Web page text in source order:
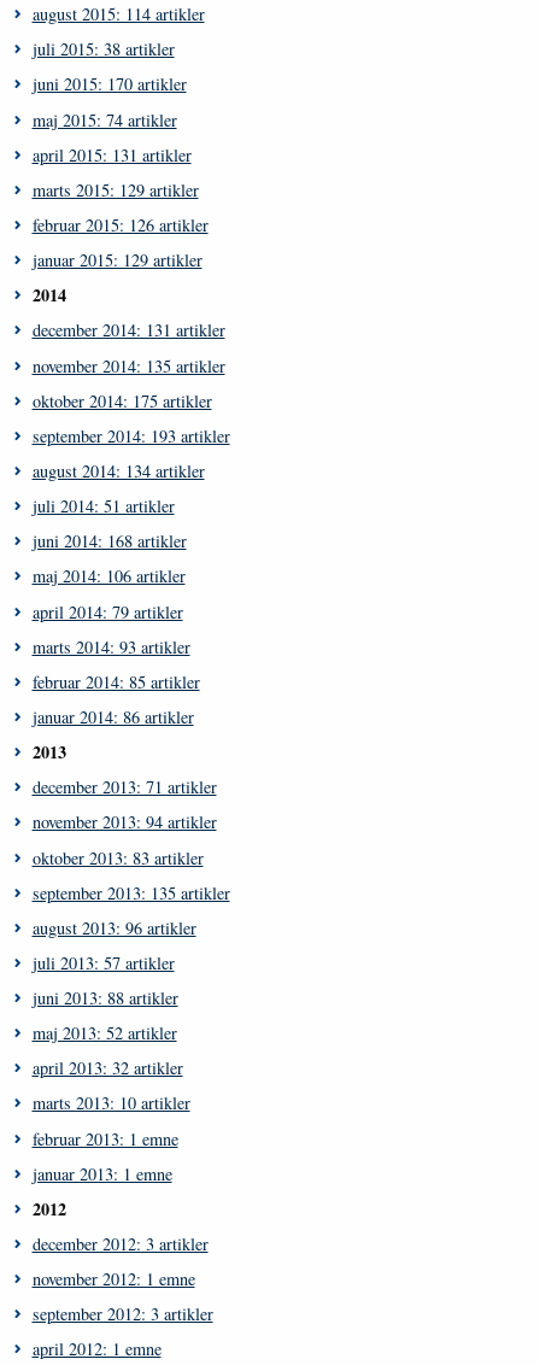
august 2015: 114 artikler
juli 2015: 38 artikler
juni 2015: 170 artikler
maj 2015: 74 artikler
april 2015: 131 artikler
marts 2015: 129 artikler
februar 2015: 126 artikler
januar 2015: 129 artikler
2014
december 2014: 131 artikler
november 2014: 135 artikler
oktober 2014: 175 artikler
september 2014: 193 artikler
august 2014: 134 artikler
juli 2014: 51 artikler
juni 2014: 168 artikler
maj 2014: 106 artikler
april 2014: 79 artikler
marts 2014: 93 artikler
februar 2014: 85 artikler
januar 2014: 86 artikler
2013
december 2013: 71 artikler
november 2013: 94 artikler
oktober 2013: 83 artikler
september 2013: 135 artikler
august 2013: 96 artikler
juli 2013: 57 artikler
juni 2013: 88 artikler
maj 2013: 52 artikler
april 2013: 32 artikler
marts 2013: 10 artikler
februar 2013: 1 emne
januar 2013: 1 emne
2012
december 2012: 3 artikler
november 2012: 1 emne
september 2012: 3 artikler
april 2012: 1 emne